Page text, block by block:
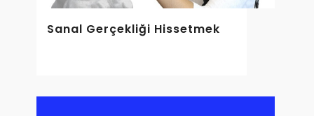
Sanal Gerçekliği Hissetmek